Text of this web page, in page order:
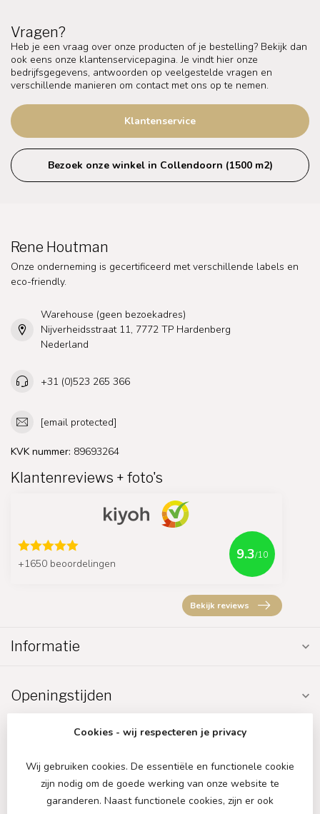
Vragen?
Heb je een vraag over onze producten of je bestelling? Bekijk dan
ook eens onze klantenservicepagina. Je vindt hier onze
bedrijfsgegevens, antwoorden op veelgestelde vragen en
verschillende manieren om contact met ons op te nemen.
Klantenservice
Bezoek onze winkel in Collendoorn (1500 m2)
Rene Houtman
Onze onderneming is gecertificeerd met verschillende labels en
eco-friendly.
Warehouse (geen bezoekadres)
Nijverheidsstraat 11, 7772 TP Hardenberg
Nederland
+31 (0)523 265 366
[email protected]
KVK nummer: 89693264
Klantenreviews + foto's
+1650 beoordelingen
9.3/10
Bekijk reviews
Informatie
Openingstijden
Cookies - wij respecteren je privacy
Wij gebruiken cookies. De essentiële en functionele cookie
zijn nodig om de goede werking van onze website te
garanderen. Naast functionele cookies, zijn er ook